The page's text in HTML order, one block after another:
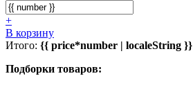
+
В корзину
Итого: {{ price*number | localeString }}
Подборки товаров: